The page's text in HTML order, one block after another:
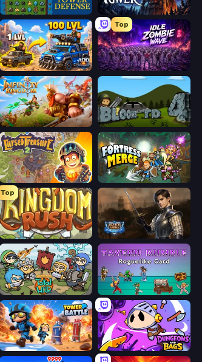
Tower Swap Evil Tower
AOD - Art Of Defense
Top
Idle Zombie Wave: Survivors
Infinity Kingdom Bloons Tower Defense 4
Cursed Treasure 2 Fortress Merge
Top
Kingdom Rush Battle Arena
Raid Heroes: Total War Tavern Rumble: Roguelike Card
Tower Battle Dungeons and Bags